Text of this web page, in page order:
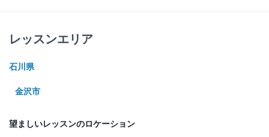
レッスンエリア
石川県
金沢市
望ましいレッスンのロケーション